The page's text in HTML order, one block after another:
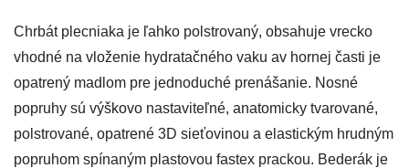
Chrbát plecniaka je ľahko polstrovaný, obsahuje vrecko
vhodné na vloženie hydratačného vaku av hornej časti je
opatrený madlom pre jednoduché prenášanie. Nosné
popruhy sú výškovo nastaviteľné, anatomicky tvarované,
polstrované, opatrené 3D sieťovinou a elastickým hrudným
popruhom spínaným plastovou fastex prackou. Bederák je